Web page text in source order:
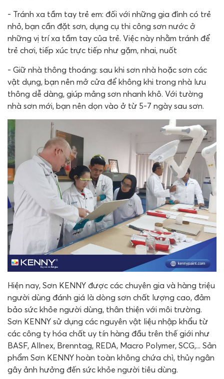
- Tránh xa tầm tay trẻ em: đối với những gia đình có trẻ
nhỏ, bạn cần đặt sơn, dụng cụ thi công sơn nước ở
những vị trí xa tầm tay của trẻ. Việc này nhằm tránh để
trẻ chơi, tiếp xúc trực tiếp như gặm, nhai, nuốt
- Giữ nhà thông thoáng: sau khi sơn nhà hoặc sơn các
vật dụng, bạn nên mở cửa để không khi trong nhà lưu
thông dễ dàng, giúp mảng sơn nhanh khô. Với tường
nhà sơn mới, bạn nên dọn vào ở từ 5-7 ngày sau sơn.
Hiện nay, Sơn KENNY được các chuyên gia và hàng triệu
người dùng đánh giá là dòng sơn chất lượng cao, đảm
bảo sức khỏe người dùng, thân thiện với môi trường.
Sơn KENNY sử dụng các nguyên vật liệu nhập khẩu từ
các công ty hóa chất uy tín hàng đầu trên thế giới như
BASF, Allnex, Brenntag, REDA, Macro Polymer, SCG,... Sản
phẩm Sơn KENNY hoàn toàn không chứa chì, thủy ngân
gây ảnh hưởng đến sức khỏe người tiêu dùng.